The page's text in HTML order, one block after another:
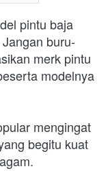
pintu baja
buru-
merk pintu
modelnya
mengingat
begitu kuat